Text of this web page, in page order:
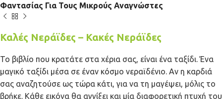
Φαντασίας Για Τους Μικρούς Αναγνώστες
Καλές Νεράϊδες – Κακές Νεράϊδες
Το βιβλίο που κρατάτε στα χέρια σας, είναι ένα ταξίδι. Ένα
μαγικό ταξίδι μέσα σε έναν κόσμο νεραϊδένιο. Αν η καρδιά
σας αναζητούσε ως τώρα κάτι, για να τη μαγέψει, μόλις το
βρήκε. Κάθε εικόνα θα αγγίξει και μία διαφορετική πτυχή του